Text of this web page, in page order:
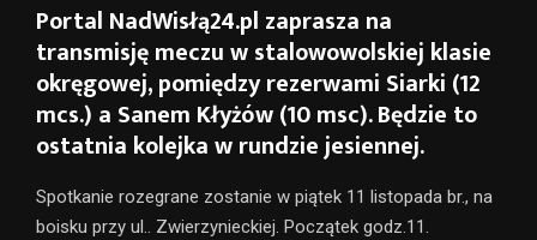
Portal NadWisłą24.pl zaprasza na
transmisję meczu w stalowowolskiej klasie
okręgowej, pomiędzy rezerwami Siarki (12
mcs.) a Sanem Kłyżów (10 msc). Będzie to
ostatnia kolejka w rundzie jesiennej.
Spotkanie rozegrane zostanie w piątek 11 listopada br., na
boisku przy ul.. Zwierzynieckiej. Początek godz.11.